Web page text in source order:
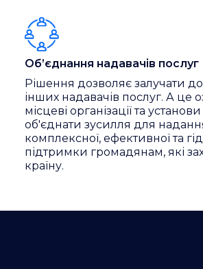
Об’єднання надавачів послуг
Рішення дозволяє залучати до
інших надавачів послуг. А це
місцеві організації та
об'єднати зусилля для
комплексної, ефективної та
підтримки громадянам, які
країну.